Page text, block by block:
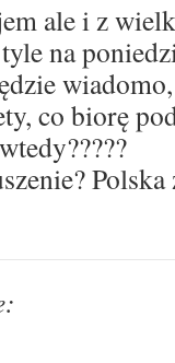
ale i z
na
co biorę
Polska